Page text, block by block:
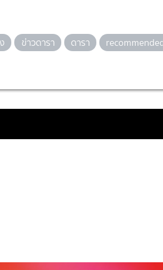
ข่าวดารา ดารา